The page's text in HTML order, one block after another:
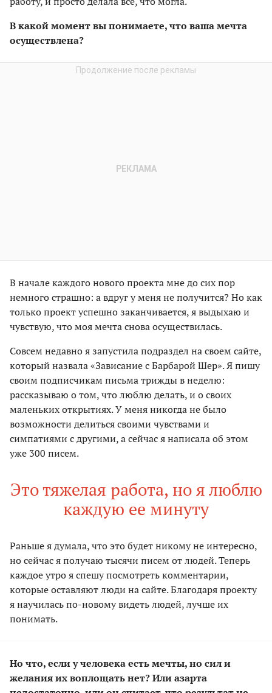
В какой момент вы понимаете, что ваша мечта
осуществлена?
В начале каждого нового проекта мне до сих пор
немного страшно: а вдруг у меня не получится? Но как
только проект успешно заканчивается, я выдыхаю и
чувствую, что моя мечта снова осуществилась.
Совсем недавно я запустила подраздел на своем сайте,
который назвала «Зависание с Барбарой Шер». Я пишу
своим подписчикам письма трижды в неделю:
рассказываю о том, что люблю делать, и о своих
маленьких открытиях. У меня никогда не было
возможности делиться своими чувствами и
симпатиями с другими, а сейчас я написала об этом
уже 300 писем.
Это тяжелая работа, но я люблю
каждую ее минуту
Раньше я думала, что это будет никому не интересно,
но сейчас я получаю тысячи писем от людей. Теперь
каждое утро я спешу посмотреть комментарии,
которые оставляют люди на сайте. Благодаря проекту
я научилась по-новому видеть людей, лучше их
понимать.
Но что, если у человека есть мечты, но сил и
желания их воплощать нет? Или азарта